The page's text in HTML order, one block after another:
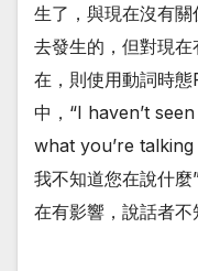
生了，與現在沒有
去發生的，但對現
在，則使用動詞時
中，“I haven’t
what you’re talking
我不知道您在說什
在有影響，說話者